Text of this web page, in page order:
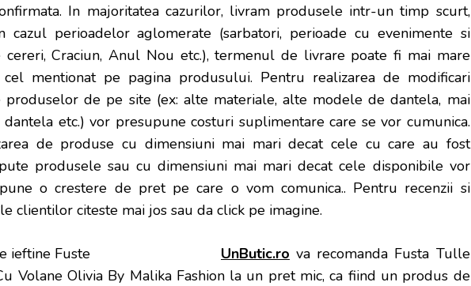
In majoritatea cazurilor, livram produsele intr-un timp scurt,
cazul perioadelor aglomerate (sarbatori, perioade cu evenimente si
cereri, Craciun, Anul Nou etc.), termenul de livrare poate fi mai mare
cel mentionat pe pagina produsului. Pentru realizarea de modificari
produselor de pe site (ex: alte materiale, alte modele de dantela, mai
etc.) vor presupune costuri suplimentare care se vor cumunica.
de produse cu dimensiuni mai mari decat cele cu care au fost
produsele sau cu dimensiuni mai mari decat cele disponibile vor
o crestere de pret pe care o vom comunica.. Pentru recenzii si
clientilor citeste mai jos sau da click pe imagine.
UnButic.ro va recomanda Fusta Tulle
Volane Olivia By Malika Fashion la un pret mic, ca fiind un produs de